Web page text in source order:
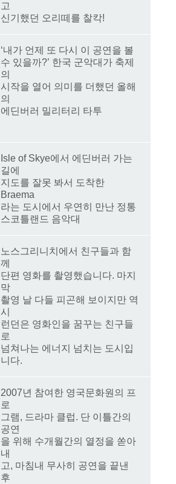
고
신기했던 오리떼를 찰칵!
‘내가 언제 또 다시 이 공연을 볼
수 있을까?’ 한국 군악대가 축제
의
시작을 열어 의미를 더했던 올해
의
에딘버러 밀리터리 타투
Isle of Skye에서 에딘버러 가는
길에
지도를 잘못 봐서 도착한
Braema
라는 도시에서 우연히 만난 정통
스코틀랜드 음악대
노스그리니치에서 친구들과 함
께
단편 영화를 촬영했습니다. 마지
막
촬영 날 다들 피곤해 보이지만 역
시
런던은 영화인을 꿈꾸는 친구들
로
넘쳐나는 에너지 넘치는 도시입
니다.
2007년 참여한 영국문화원의 프
로
그램, 드라마 클럽. 단 이틀간의
공연
을 위해 수개월간의 열정을 쏟아
내
고, 마침내 무사히 공연을 끝낸
후